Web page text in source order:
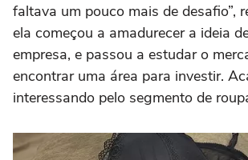
faltava um pouco mais de desafio”,
ela começou a amadurecer a ideia
empresa, e passou a estudar o
encontrar uma área para investir.
interessando pelo segmento de